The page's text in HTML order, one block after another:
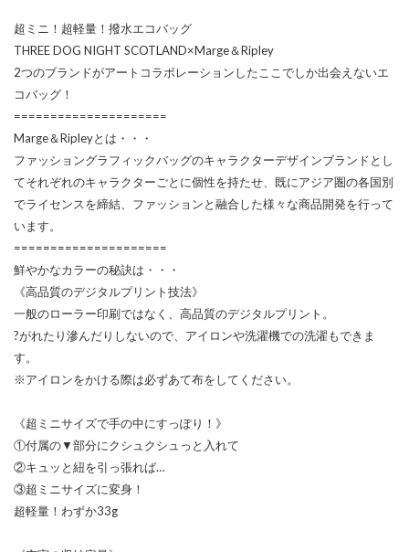
超ミニ！超軽量！撥水エコバッグ
THREE DOG NIGHT SCOTLAND×Marge＆Ripley
2つのブランドがアートコラボレーションしたここでしか出会えないエ
コバッグ！
=====================
Marge＆Ripleyとは・・・
ファッショングラフィックバッグのキャラクターデザインブランドとし
てそれぞれのキャラクターごとに個性を持たせ、既にアジア圏の各国別
でライセンスを締結、ファッションと融合した様々な商品開発を行って
います。
=====================
鮮やかなカラーの秘訣は・・・
《高品質のデジタルプリント技法》
一般のローラー印刷ではなく、高品質のデジタルプリント。
?がれたり滲んだりしないので、アイロンや洗濯機での洗濯もできま
す。
※アイロンをかける際は必ずあて布をしてください。
《超ミニサイズで手の中にすっぽり！》
①付属の▼部分にクシュクシュっと入れて
②キュッと紐を引っ張れば…
③超ミニサイズに変身！
超軽量！わずか33g